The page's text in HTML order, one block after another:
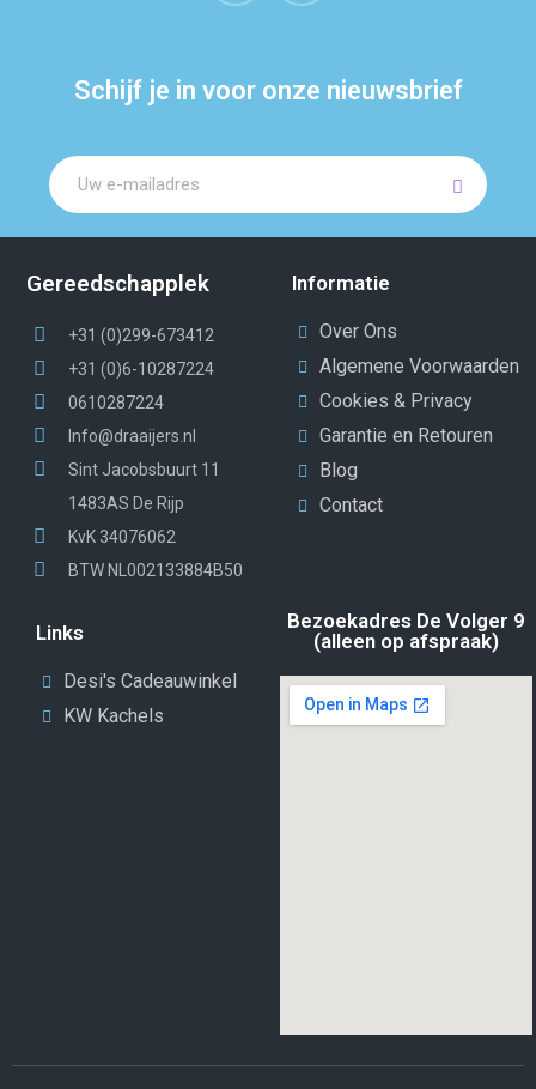
Schijf je in voor onze nieuwsbrief
Gereedschapplek
+31 (0)299-673412
+31 (0)6-10287224
0610287224
Info@draaijers.nl
Sint Jacobsbuurt 11
1483AS De Rijp
KvK 34076062
BTW NL002133884B50
Informatie
Over Ons
Algemene Voorwaarden
Cookies & Privacy
Garantie en Retouren
Blog
Contact
Links
Desi's Cadeauwinkel
KW Kachels
Bezoekadres De Volger 9
(alleen op afspraak)